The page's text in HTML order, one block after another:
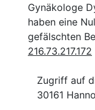
Gynäkologe
haben eine
gefälschten
216.73.217.172
Zugriff auf
30161